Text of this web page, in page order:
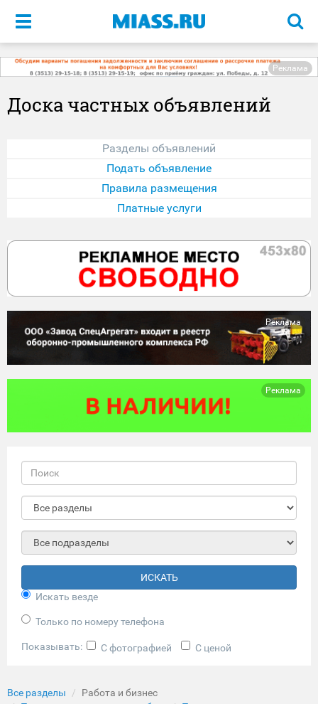
Меню
Реклама
Доска частных объявлений
Разделы объявлений
Подать объявление
Правила размещения
Платные услуги
Реклама
Реклама
ИСКАТЬ
Искать везде
Только по номеру телефона
Показывать: С фотографией С ценой
Все разделы
Работа и бизнес